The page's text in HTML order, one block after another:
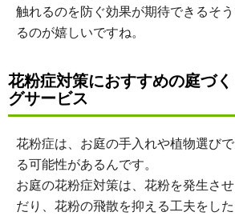
触れるのを防ぐ効果が期待できるそ
るのが嬉しいですね。
花粉症対策におすすめの庭づ
グサービス
花粉症は、お庭の手入れや植物選び
る可能性があるんです。
お庭の花粉症対策は、花粉を発生さ
だり、花粉の飛散を抑える工夫をし